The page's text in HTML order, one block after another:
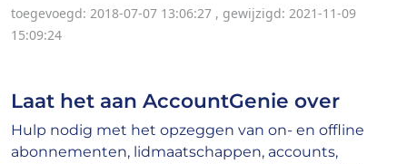
toegevoegd: 2018-07-07 13:06:27 , gewijzigd: 2021-11-09
15:09:24
Laat het aan AccountGenie over
Hulp nodig met het opzeggen van on- en offline
abonnementen, lidmaatschappen, accounts,